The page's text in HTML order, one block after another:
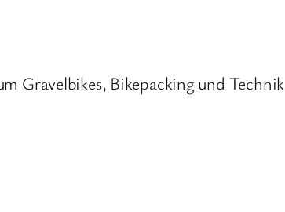
Gravelbikes, Bikepacking und Technik